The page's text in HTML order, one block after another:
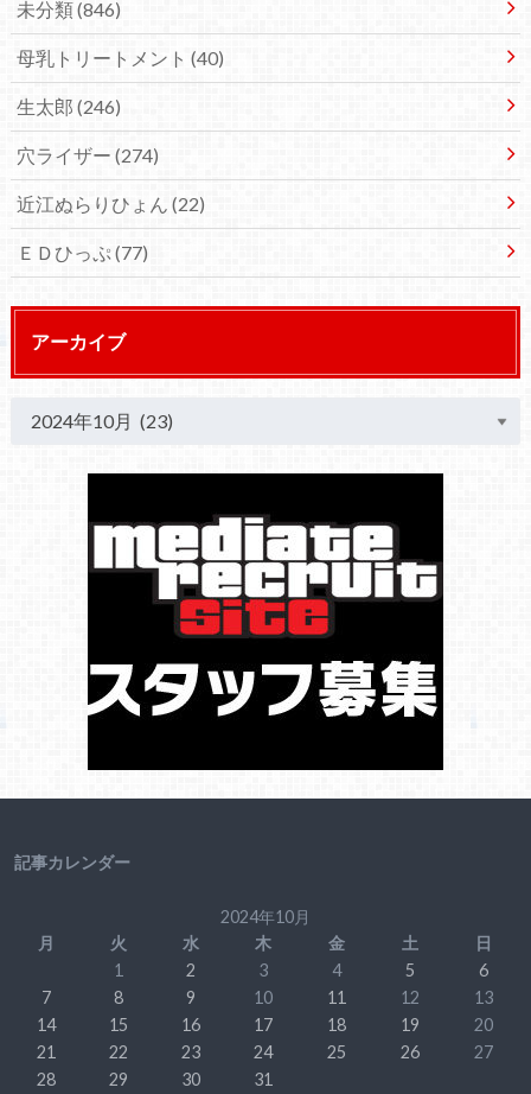
未分類(846)
母乳トリートメント (40)
生太郎 (246)
穴ライザー (274)
近江ぬらりひょん (22)
ＥＤひっぷ(77)
アーカイブ
記事カレンダー
2024年10月
月
火 水 木 金 土
日
1
2 3 4 5
6
7
8 9 10 11 12
13
14
15 16 17 18 19
20
21
22 23 24 25 26
27
28
29 30 31